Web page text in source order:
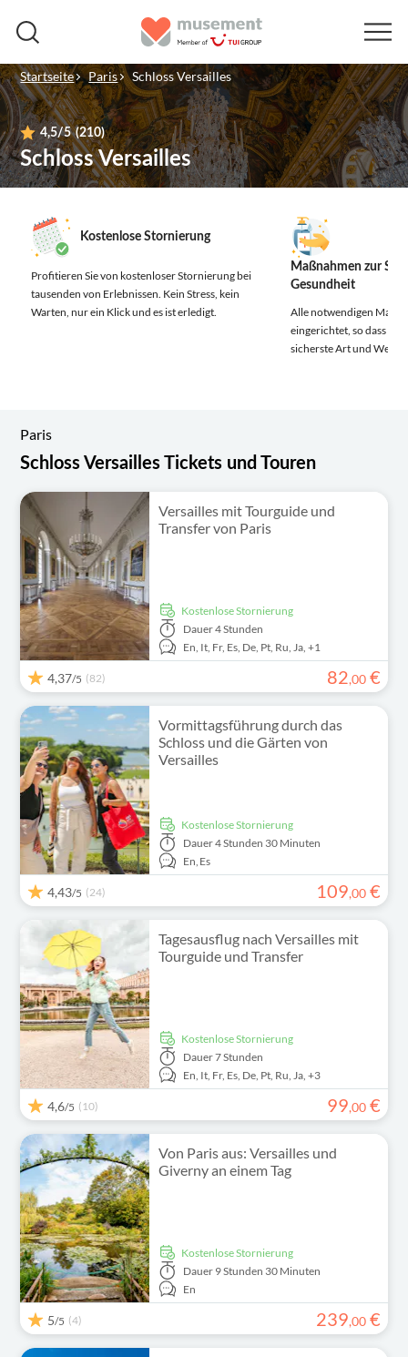
Startseite Paris Schloss Versailles
4,5/5 (210)
Schloss Versailles
Kostenlose Stornierung
Profitieren Sie von kostenloser Stornierung bei
tausenden von Erlebnissen. Kein Stress, kein
Warten, nur ein Klick und es ist erledigt.
Maßnahmen zur
Gesundheit
Alle notwendigen
eingerichtet, so dass Sie
sicherste Art und Weise
Paris
Schloss Versailles Tickets und Touren
Versailles mit Tourguide und
Transfer von Paris
kostenlose Stornierung
Dauer4 Stunden
En, It, Fr, Es, De, Pt, Ru, Ja, +1
4,37/5 (82) 82,00 €
Vormittagsführung durch das
Schloss und die Gärten von
Versailles
kostenlose Stornierung
Dauer4 Stunden 30 Minuten
En, Es
4,43/5 (24) 109,00 €
Tagesausflug nach Versailles mit
Tourguide und Transfer
kostenlose Stornierung
Dauer7 Stunden
En, It, Fr, Es, De, Pt, Ru, Ja, +3
4,6/5 (10) 99,00 €
Von Paris aus: Versailles und
Giverny an einem Tag
kostenlose Stornierung
Dauer 9 Stunden 30 Minuten
En
5/5 (4) 239,00 €